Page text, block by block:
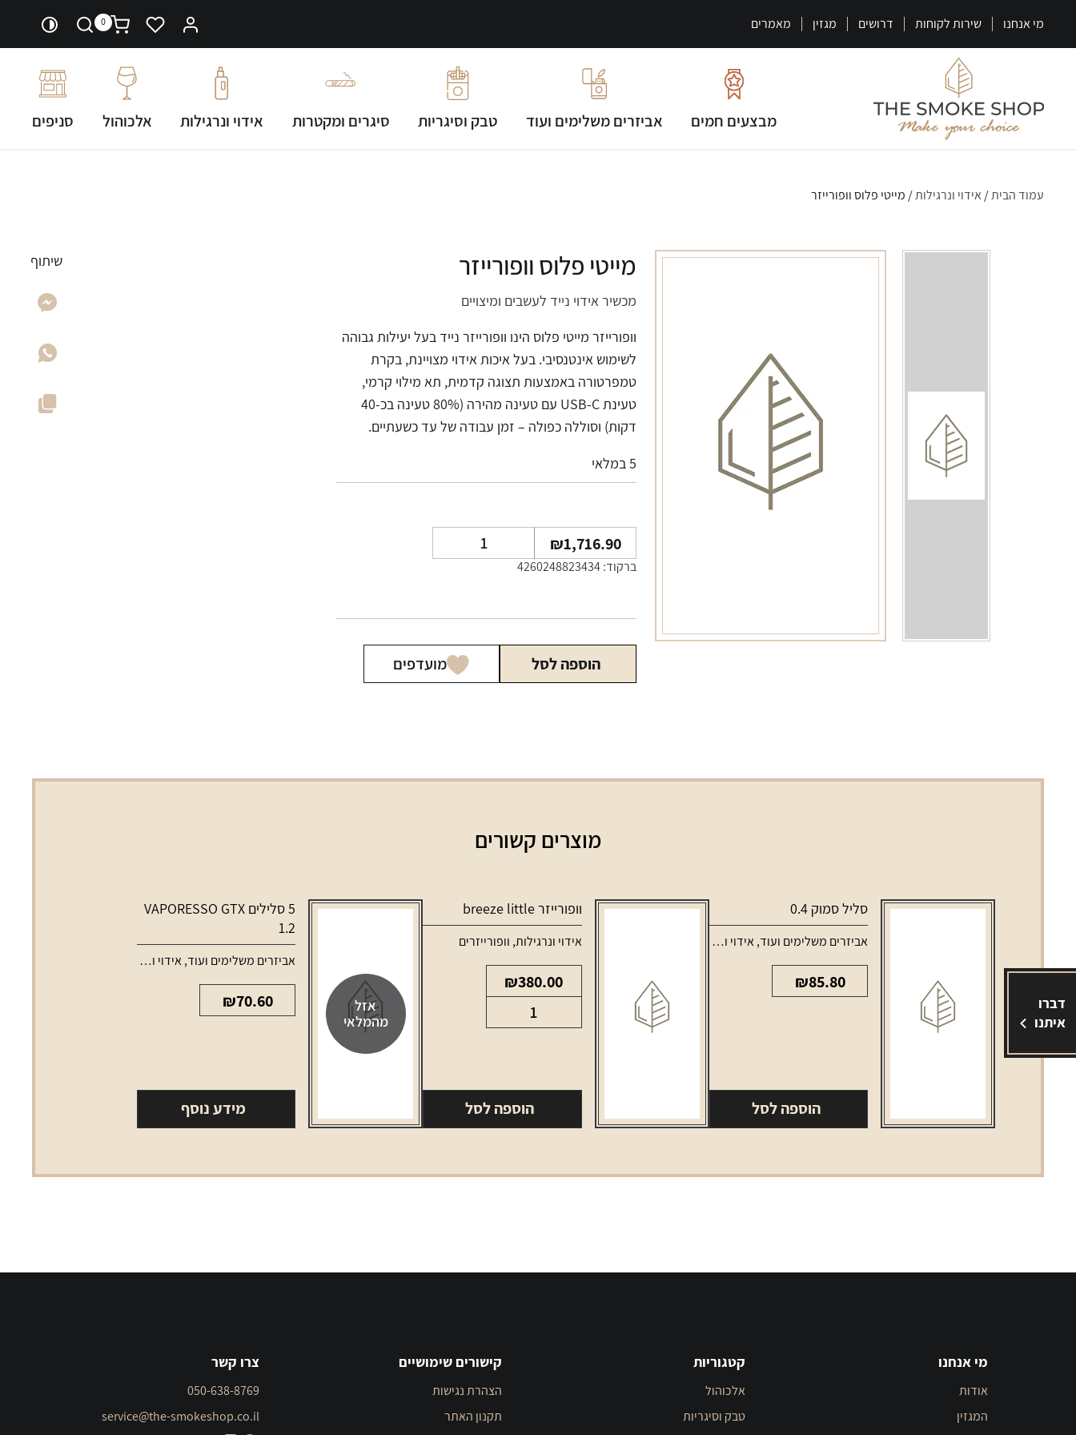
מי אנחנו שירות לקוחות דרושים מגזין מאמרים 0
מבצעים חמים אביזרים משלימים ועוד טבק וסיגריות סיגרים ומקטרות אידוי ונרגילות אלכוהול סניפים
דברו
איתנו
עמוד הבית/ אידוי ונרגילות/ מייטי פלוס וופורייזר
מייטי פלוס וופורייזר
מכשיר אידוי נייד לעשבים ומיצויים
וופורייזר מייטי פלוס הינו וופורייזר נייד בעל יעילות גבוהה
לשימוש אינטנסיבי. בעל איכות אידוי מצויינת, בקרת
טמפרטורה באמצעות תצוגה קדמית, תא מילוי קרמי,
טעינת USB-C עם טעינה מהירה (80% טעינה בכ-40
דקות) וסוללה כפולה – זמן עבודה של עד כשעתיים.
5 במלאי
₪1,716.90
של
ברקוד: 4260248823434
הוספה לסל מועדפים
שיתוף
מוצרים קשורים
סליל סמוק 0.4
אביזרים משלימים ועוד,אידוי ונרגילות סלילים וסוללות למכשירי אידוי
₪85.80
הוספה לסל
וופורייזר breeze little
אידוי ונרגילות, וופורייזרים
₪380.00
של
little
הוספה לסל
אזל
מהמלאי
5 סלילים VAPORESSO GTX
1.2
אביזרים משלימים ועוד,אידוי ונרגילות
₪70.60
מידע נוסף
מי אנחנו
אודות
המגזין
קטגוריות
אלכוהול
טבק וסיגריות
קישורים שימושיים
הצהרת נגישות
תקנון האתר
צרו קשר
050-638-8769
service@the-smokeshop.co.il